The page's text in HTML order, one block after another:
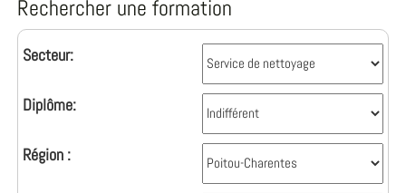
Rechercher une formation
Secteur:
Diplôme:
Région :